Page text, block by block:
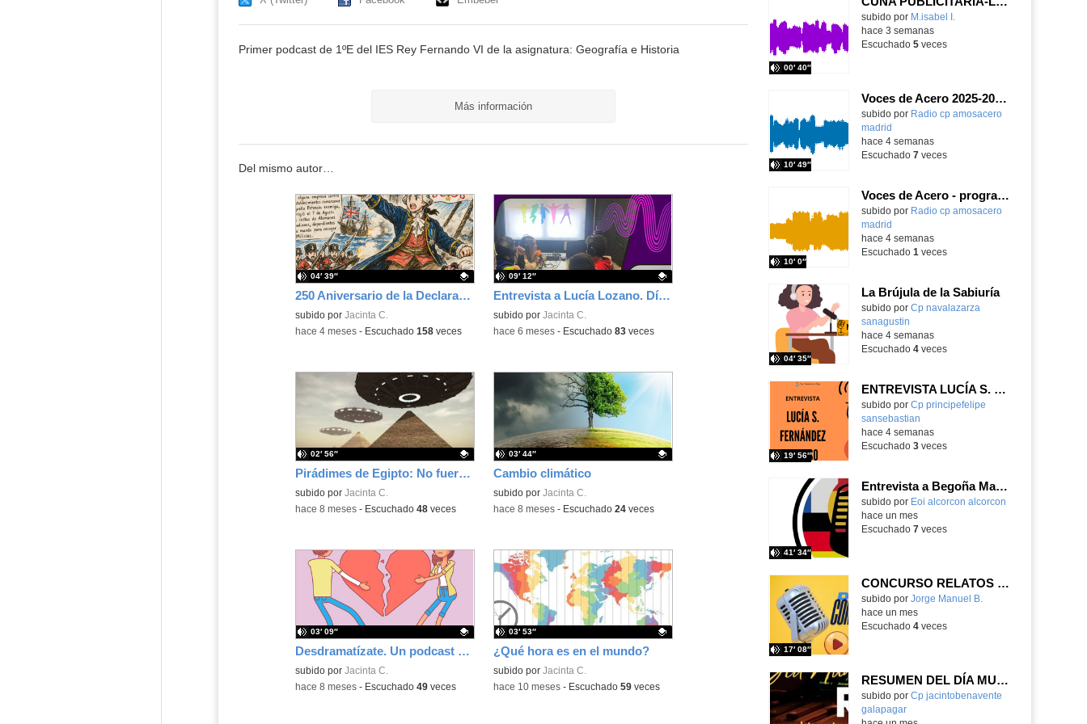
Primer podcast de 1ºE del IES Rey Fernando VI de la asignatura: Geografía e Historia
Más información
Del mismo autor…
250 Aniversario de la Declaración de Independencia de los EEUU. La contribución española.
Contenido educativo.
subido por Jacinta C.
04′ 39″
-hace 4 meses- Escuchado 158veces
Entrevista a Lucía Lozano. Día Internacional de la Mujer y la Niña en la Ciencia
Contenido educativo.
subido por Jacinta C.
09′ 12″
-hace 6 meses- Escuchado 83veces
Pirádimes de Egipto: No fueron los extraterrestres
Contenido educativo.
subido por Jacinta C.
02′ 56″
-hace 8 meses- Escuchado 48veces
Cambio climático
Contenido educativo.
subido por Jacinta C.
03′ 44″
-hace 8 meses- Escuchado 24veces
Desdramatízate. Un podcast de psicología desde el Rey Fernando VI
Contenido educativo.
subido por Jacinta C.
03′ 09″
-hace 8 meses- Escuchado 49veces
¿Qué hora es en el mundo?
Contenido educativo.
subido por Jacinta C.
03′ 53″
-hace 10 meses- Escuchado 59veces
Contenido educativo.
subido por M.isabel I.
00′ 40″
hace 3 semanas
Escuchado 5veces
Voces de Acero 2025-2026 - ¡Alerta, planeta!
Contenido educativo.
subido por Radio cp amosacero
madrid
10′ 49″
hace 4 semanas
Escuchado 7veces
Voces de Acero - programa 2
Contenido educativo.
subido por Radio cp amosacero
madrid
10′ 0″
hace 4 semanas
Escuchado 1 veces
La Brújula de la Sabiuría
Contenido educativo.
subido por Cp navalazarza
sanagustin
04′ 35″
hace 4 semanas
Escuchado 4veces
ENTREVISTA LUCÍA S. FERNÁNDEZ ALONSO
subido por Cp principefelipe
sansebastian
19′ 56″
hace 4 semanas
Escuchado 3veces
Entrevista a Begoña Martín, directora de la EOI Alcorcón-Ext. S. Martín
subido por Eoi alcorcon alcorcon
41′ 34″
hace un mes
Escuchado 7veces
CONCURSO RELATOS Y COMICS AMPA CEIP PRÍNCIPE FELIPE
Contenido educativo.
subido por Jorge Manuel B.
17′ 08″
hace un mes
Escuchado 4veces
RESUMEN DEL DÍA MUNDIAL DE LA RADIO Y LA I.A. PROGRAMA COLABORATIVO
Contenido educativo.
subido por Cp jacintobenavente
galapagar-